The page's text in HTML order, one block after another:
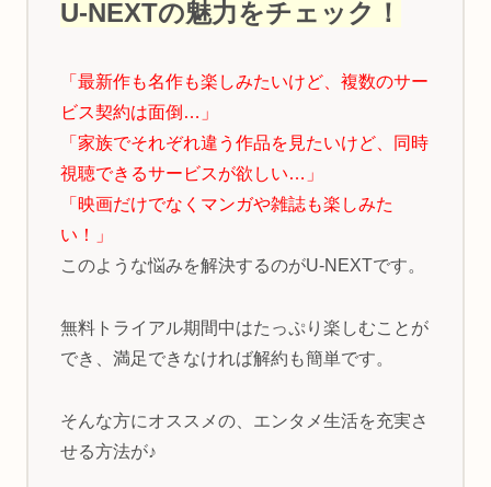
U-NEXTの魅力をチェック！
「最新作も名作も楽しみたいけど、複数のサー
ビス契約は面倒…」
「家族でそれぞれ違う作品を見たいけど、同時
視聴できるサービスが欲しい…」
「映画だけでなくマンガや雑誌も楽しみた
い！」
このような悩みを解決するのがU-NEXTです。
無料トライアル期間中はたっぷり楽しむことが
でき、満足できなければ解約も簡単です。
そんな方にオススメの、エンタメ生活を充実さ
せる方法が♪